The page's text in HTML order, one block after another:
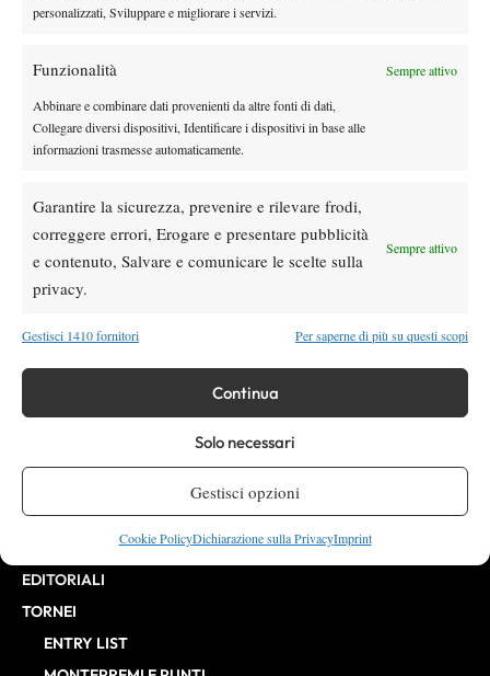
personalizzati, Sviluppare e migliorare i servizi.
Funzionalità Sempre attivo
Abbinare e combinare dati provenienti da altre fonti di dati,
Collegare diversi dispositivi, Identificare i dispositivi in base alle
informazioni trasmesse automaticamente.
Garantire la sicurezza, prevenire e rilevare frodi,
correggere errori, Erogare e presentare pubblicità
e contenuto, Salvare e comunicare le scelte sulla
privacy.
Sempre attivo
Gestisci 1410 fornitori Per saperne di più su questi scopi
Continua
Solo necessari
Gestisci opzioni
Cookie PolicyDichiarazione sulla PrivacyImprint
Testata giornalisticaSpazio Tennis
Editore:VIBES MEDIA SRL, P.iva 14250480960
Direttore Responsabile: Alessandro Nizegorodcew
HOME
ENTRY LIST
CHALLENGER
BILLIE JEAN KING CUP
ATP FINALS
EDITORIALI
TORNEI
ENTRY LIST